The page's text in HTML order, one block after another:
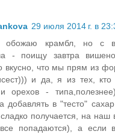
29 июля 2014 г. в
обожаю крамбл, но с
- поищу завтра
вкусно, что мы прям из
и да, я из тех, кто
орехов -
добавлять в "тесто"
получается, на наш
попадаются), а если